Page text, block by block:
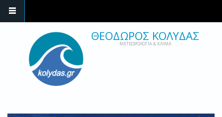
ΘΕΟΔΩΡΟΣ ΚΟΛΥΔΑΣ
ΜΕΤΕΩΡΟΛΟΓΙΑ & ΚΛΙΜΑ